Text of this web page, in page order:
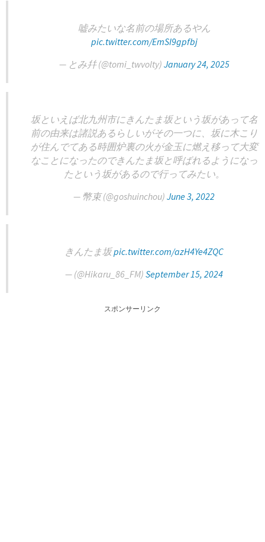
嘘みたいな名前の場所あるやん
pic.twitter.com/EmSI9gpfbj
— とみ幷 (@tomi_twvolty) January 24, 2025
坂といえば北九州市にきんたま坂という坂があって名
前の由来は諸説あるらしいがその一つに、坂に木こり
が住んでてある時囲炉裏の火が金玉に燃え移って大変
なことになったのできんたま坂と呼ばれるようになっ
たという坂があるので行ってみたい。
— 幣束 (@goshuinchou) June 3, 2022
きんたま坂pic.twitter.com/azH4Ye4ZQC
— (@Hikaru_86_FM) September 15, 2024
スポンサーリンク